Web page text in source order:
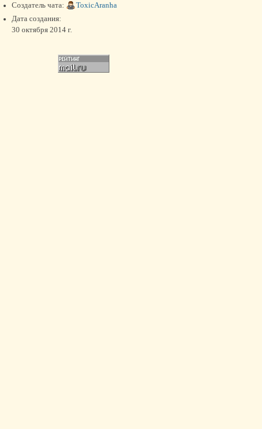
Создатель чата:
ToxicAranha
Дата создания:
30 октября 2014 г.